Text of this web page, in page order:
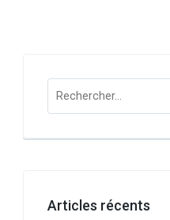
Rechercher :
Articles récents